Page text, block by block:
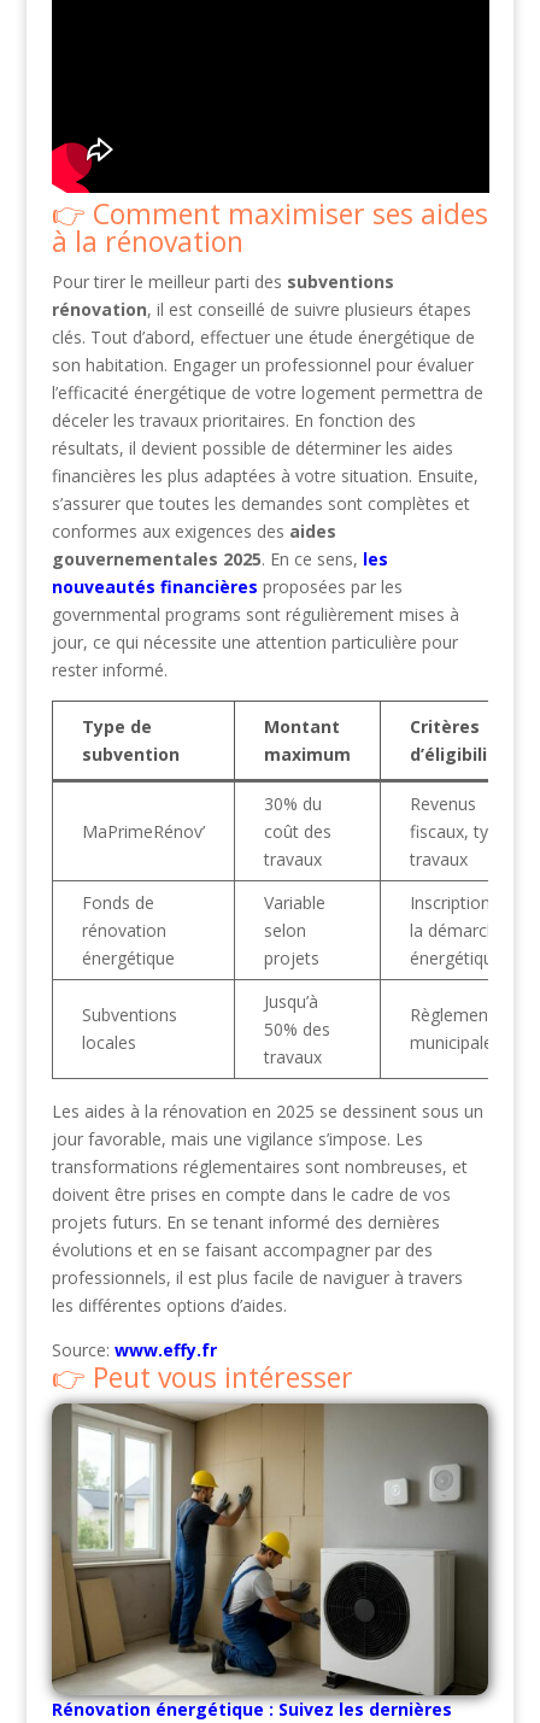
Comment maximiser ses aides
à la rénovation
Pour tirer le meilleur parti des subventions
rénovation, il est conseillé de suivre plusieurs étapes
clés. Tout d’abord, effectuer une étude énergétique de
son habitation. Engager un professionnel pour évaluer
l’efficacité énergétique de votre logement permettra de
déceler les travaux prioritaires. En fonction des
résultats, il devient possible de déterminer les aides
financières les plus adaptées à votre situation. Ensuite,
s’assurer que toutes les demandes sont complètes et
conformes aux exigences des aides
gouvernementales 2025. En ce sens, les
nouveautés financières proposées par les
governmental programs sont régulièrement mises à
jour, ce qui nécessite une attention particulière pour
rester informé.
Type de
subvention
Montant
maximum
Critères
d’éligibilité
MaPrimeRénov’
30% du
coût des
travaux
Revenus
fiscaux, type de
travaux
Fonds de
rénovation
énergétique
Variable
selon
projets
Inscription dans
la démarche
énergétique
Subventions
locales
Jusqu’à
50% des
travaux
Règlementation
municipale
Les aides à la rénovation en 2025 se dessinent sous un
jour favorable, mais une vigilance s’impose. Les
transformations réglementaires sont nombreuses, et
doivent être prises en compte dans le cadre de vos
projets futurs. En se tenant informé des dernières
évolutions et en se faisant accompagner par des
professionnels, il est plus facile de naviguer à travers
les différentes options d’aides.
Source: www.effy.fr
Peut vous intéresser
Rénovation énergétique : Suivez les dernières